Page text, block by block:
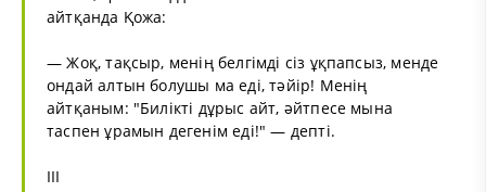
айтқанда Қожа:
— Жоқ, тақсыр, менің белгімді сіз ұқпапсыз, менде
ондай алтын болушы ма еді, тәйір! Менің
айтқаным: "Билікті дұрыс айт, әйтпесе мына
таспен ұрамын дегенім еді!" — депті.
III